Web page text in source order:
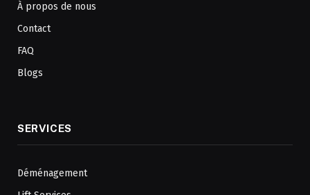
À propos de nous
Contact
FAQ
Blogs
SERVICES
Déménagement